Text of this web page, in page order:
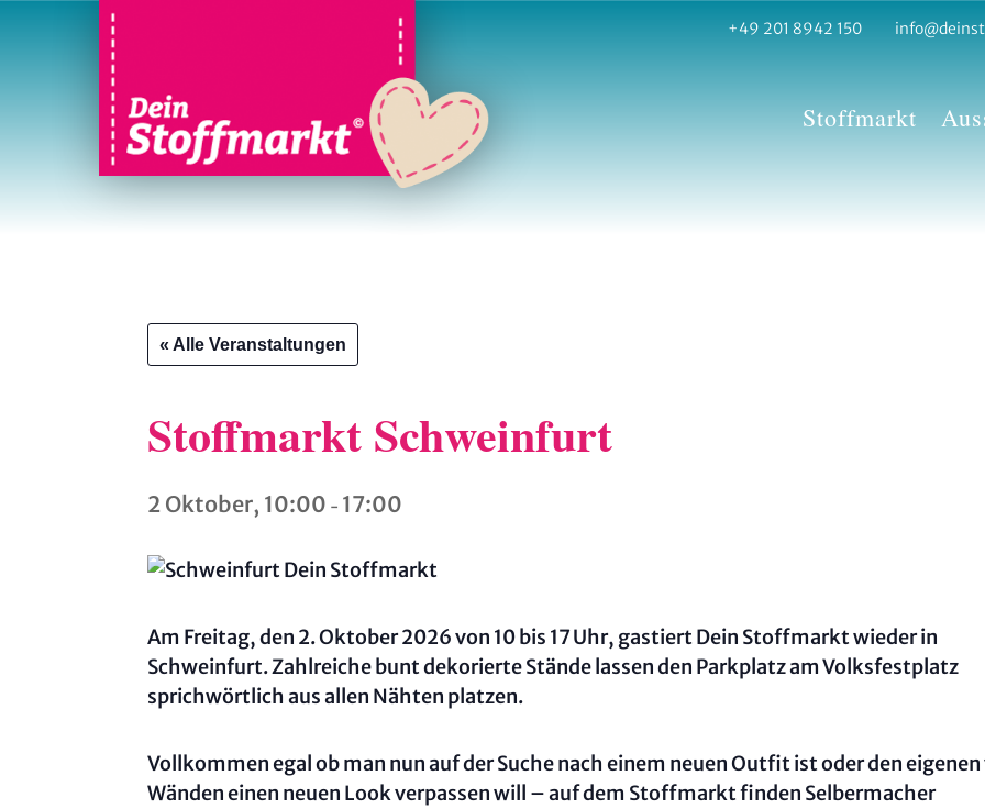
+49 201 8942 150
Stoffmarkt
« Alle Veranstaltungen
Stoffmarkt Schweinfurt
2 Oktober, 10:00 - 17:00
Am Freitag, den 2. Oktober 2026 von 10 bis 17 Uhr, gastiert Dein Stoffmarkt wieder in
Schweinfurt. Zahlreiche bunt dekorierte Stände lassen den Parkplatz am Volksfestplatz
sprichwörtlich aus allen Nähten platzen.
Vollkommen egal ob man nun auf der Suche nach einem neuen Outfit ist oder den
Wänden einen neuen Look verpassen will – auf dem Stoffmarkt finden Selbermacher